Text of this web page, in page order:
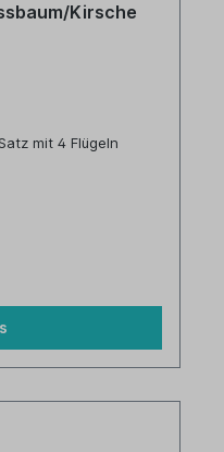
Kirsche
mit 4 Flügeln